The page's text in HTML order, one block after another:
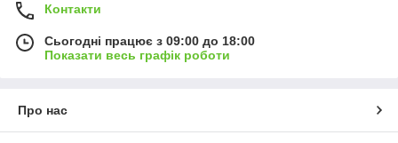
Контакти
Сьогодні працює з 09:00 до 18:00
Показати весь графік роботи
Про нас